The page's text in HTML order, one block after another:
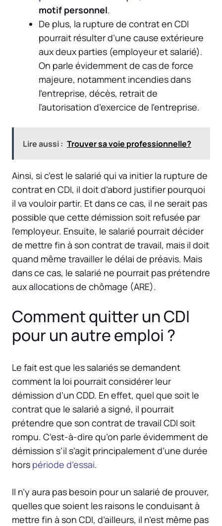
motif personnel.
De plus, la rupture de contrat en CDI
pourrait résulter d’une cause extérieure
aux deux parties (employeur et salarié).
On parle évidemment de cas de force
majeure, notamment incendies dans
l’entreprise, décès, retrait de
l’autorisation d’exercice de l’entreprise.
Lire aussi : Trouver sa voie professionnelle?
Ainsi, si c’est le salarié qui va initier la rupture de
contrat en CDI, il doit d’abord justifier pourquoi
il va vouloir partir. Et dans ce cas, il ne serait pas
possible que cette démission soit refusée par
l’employeur. Ensuite, le salarié pourrait décider
de mettre fin à son contrat de travail, mais il doit
quand même travailler le délai de préavis. Mais
dans ce cas, le salarié ne pourrait pas prétendre
aux allocations de chômage (ARE).
Comment quitter un CDI
pour un autre emploi ?
Le fait est que les salariés se demandent
comment la loi pourrait considérer leur
démission d’un CDD. En effet, quel que soit le
contrat que le salarié a signé, il pourrait
prétendre que son contrat de travail CDI soit
rompu. C’est-à-dire qu’on parle évidemment de
démission s’il s’agit principalement d’une durée
hors période d’essai.
Il n’y aura pas besoin pour un salarié de prouver,
quelles que soient les raisons le conduisant à
mettre fin à son CDI, d’ailleurs, il n’est même pas